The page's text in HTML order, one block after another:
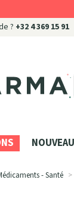
? +32 4 369 15 91
pharmacie en
- Santé